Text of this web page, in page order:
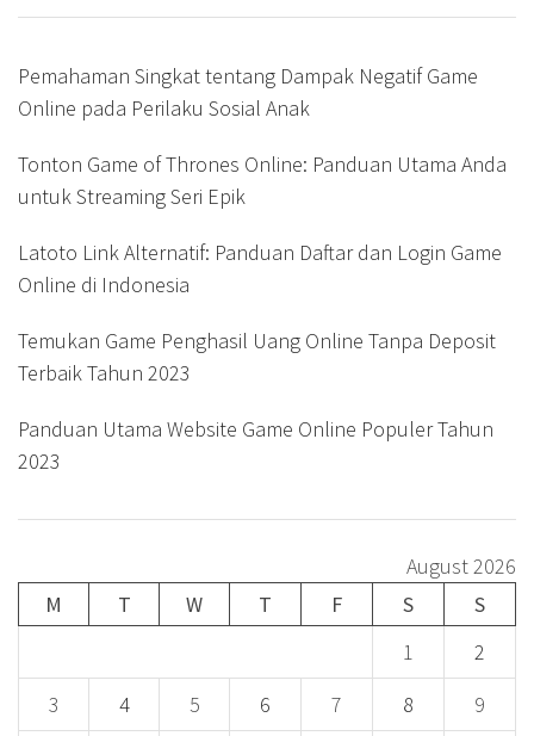
Pemahaman Singkat tentang Dampak Negatif Game
Online pada Perilaku Sosial Anak
Tonton Game of Thrones Online: Panduan Utama Anda
untuk Streaming Seri Epik
Latoto Link Alternatif: Panduan Daftar dan Login Game
Online di Indonesia
Temukan Game Penghasil Uang Online Tanpa Deposit
Terbaik Tahun 2023
Panduan Utama Website Game Online Populer Tahun
2023
August 2026
M
T W T F S
S
1
2
3
4 5 6 7 8
9